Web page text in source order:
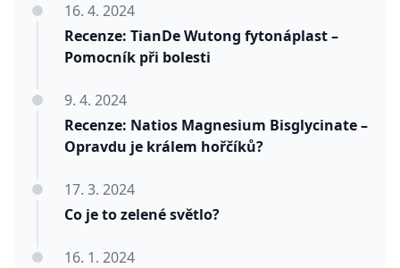
Recenze: TianDe Wutong fytonáplast –
Pomocník při bolesti
16. 4. 2024
Recenze: Natios Magnesium Bisglycinate –
Opravdu je králem hořčíků?
9. 4. 2024
Co je to zelené světlo?
17. 3. 2024
16. 1. 2024